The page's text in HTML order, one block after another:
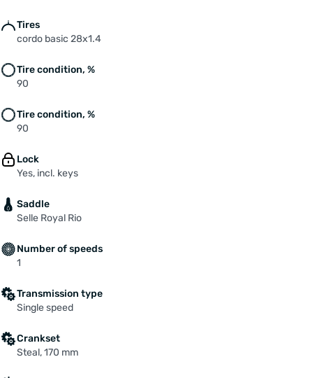
Tires
cordo basic 28x1.4
Tire condition, %
90
Tire condition, %
90
Lock
Yes, incl. keys
Saddle
Selle Royal Rio
Number of speeds
1
Transmission type
Single speed
Crankset
Steal, 170 mm